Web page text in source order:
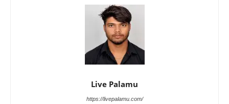
Live Palamu
https://livepalamu.com/